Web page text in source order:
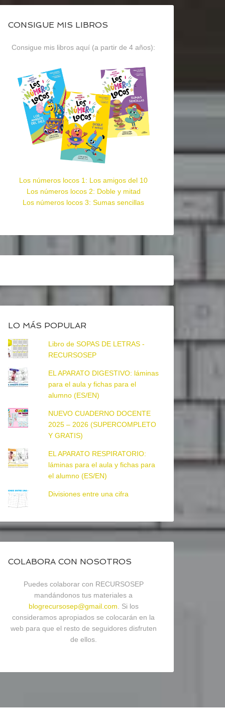
CONSIGUE MIS LIBROS
Consigue mis libros aquí (a partir de 4 años):
Los números locos 1: Los amigos del 10
Los números locos 2: Doble y mitad
Los números locos 3: Sumas sencillas
LO MÁS POPULAR
Libro de SOPAS DE LETRAS -
RECURSOSEP
EL APARATO DIGESTIVO: láminas
para el aula y fichas para el
alumno (ES/EN)
NUEVO CUADERNO DOCENTE
2025 – 2026 (SUPERCOMPLETO
Y GRATIS)
EL APARATO RESPIRATORIO:
láminas para el aula y fichas para
el alumno (ES/EN)
Divisiones entre una cifra
COLABORA CON NOSOTROS
Puedes colaborar con RECURSOSEP
mandándonos tus materiales a
blogrecursosep@gmail.com . Si los
consideramos apropiados se colocarán en la
web para que el resto de seguidores disfruten
de ellos.